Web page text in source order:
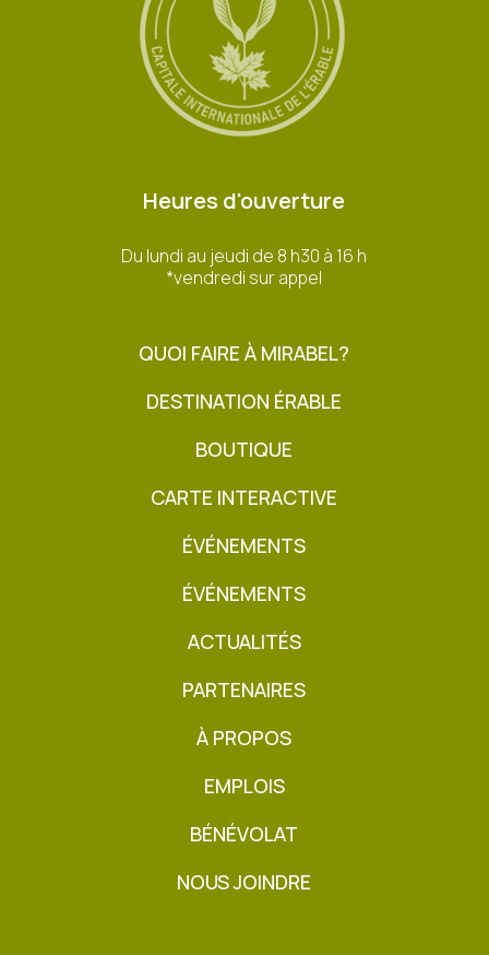
Heures d'ouverture
Du lundi au jeudi de 8 h30 à 16 h
*vendredi sur appel
QUOI FAIRE À MIRABEL?
DESTINATION ÉRABLE
BOUTIQUE
CARTE INTERACTIVE
ÉVÉNEMENTS
ÉVÉNEMENTS
ACTUALITÉS
PARTENAIRES
À PROPOS
EMPLOIS
BÉNÉVOLAT
NOUS JOINDRE